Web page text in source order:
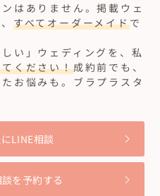
はありません。掲載ウェ
すべてオーダーメイドで
い」ウェディングを、私
ください！成約前でも、
お悩みも。ブラプラスタ
LINE相談
を予約する